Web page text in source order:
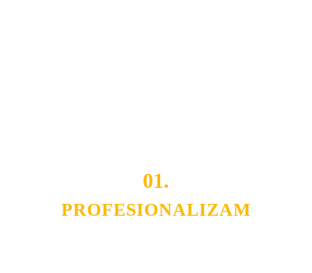
01.
PROFESIONALIZAM